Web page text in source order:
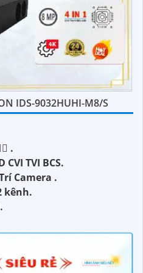
IDS-9032HUHI-M8/S
.
CVI TVI BCS.
Camera .
kênh.